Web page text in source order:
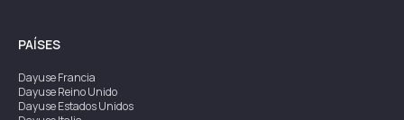
PAÍSES
DayuseFrancia
DayuseReino Unido
DayuseEstados Unidos